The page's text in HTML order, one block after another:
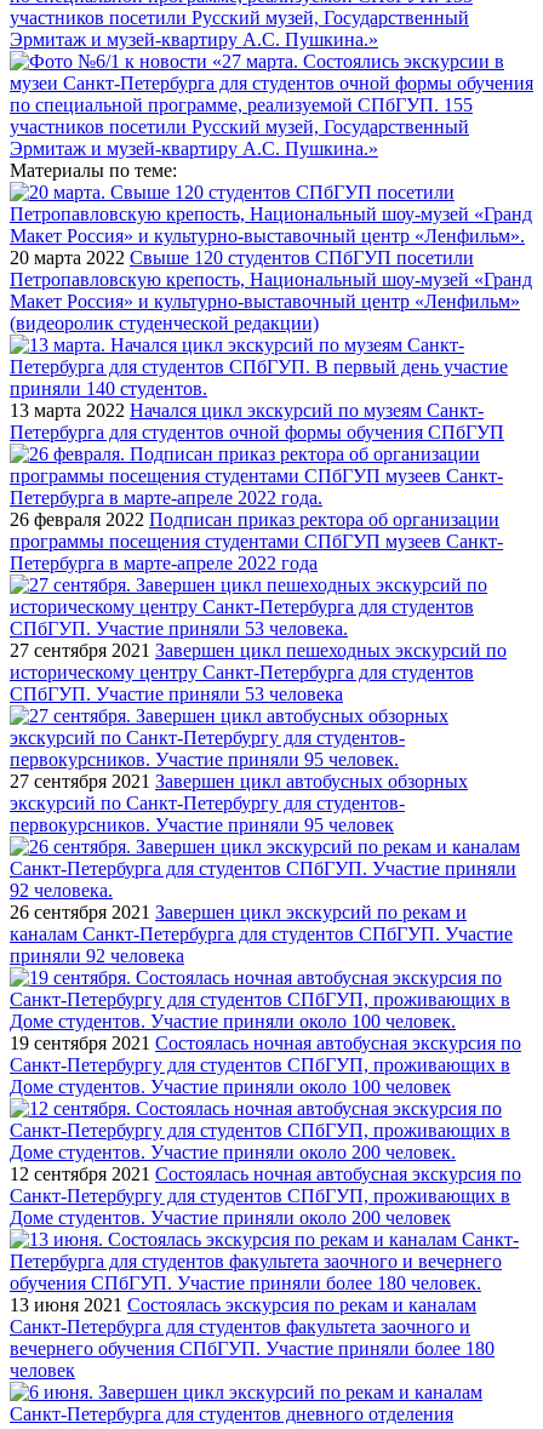
Материалы по теме:
20 марта 2022 Свыше 120 студентов СПбГУП посетили
Петропавловскую крепость, Национальный шоу-музей «Гранд
Макет Россия» и культурно-выставочный центр «Ленфильм»
(видеоролик студенческой редакции)
13 марта 2022 Начался цикл экскурсий по музеям Санкт-
Петербурга для студентов очной формы обучения СПбГУП
26 февраля 2022 Подписан приказ ректора об организации
программы посещения студентами СПбГУП музеев Санкт-
Петербурга в марте-апреле 2022 года
27 сентября 2021 Завершен цикл пешеходных экскурсий по
историческому центру Санкт-Петербурга для студентов
СПбГУП. Участие приняли 53 человека
27 сентября 2021 Завершен цикл автобусных обзорных
экскурсий по Санкт-Петербургу для студентов-
первокурсников. Участие приняли 95 человек
26 сентября 2021 Завершен цикл экскурсий по рекам и
каналам Санкт-Петербурга для студентов СПбГУП. Участие
приняли 92 человека
19 сентября 2021 Состоялась ночная автобусная экскурсия по
Санкт-Петербургу для студентов СПбГУП, проживающих в
Доме студентов. Участие приняли около 100 человек
12 сентября 2021 Состоялась ночная автобусная экскурсия по
Санкт-Петербургу для студентов СПбГУП, проживающих в
Доме студентов. Участие приняли около 200 человек
13 июня 2021 Состоялась экскурсия по рекам и каналам
Санкт-Петербурга для студентов факультета заочного и
вечернего обучения СПбГУП. Участие приняли более 180
человек